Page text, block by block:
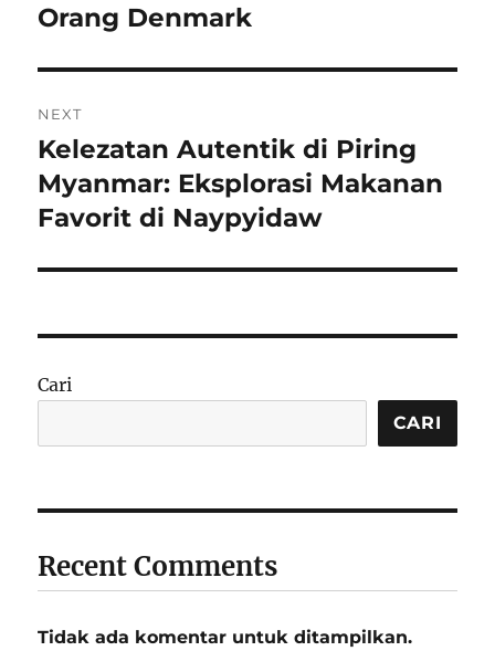
Orang Denmark
NEXT
Next
post:
Kelezatan Autentik di Piring
Myanmar: Eksplorasi Makanan
Favorit di Naypyidaw
Cari
CARI
Recent Comments
Tidak ada komentar untuk ditampilkan.